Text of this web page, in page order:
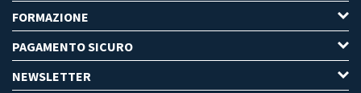
FORMAZIONE
PAGAMENTO SICURO
NEWSLETTER